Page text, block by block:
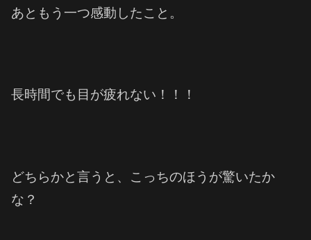
あともう一つ感動したこと。
長時間でも目が疲れない！！！
どちらかと言うと、こっちのほうが驚いたか
な？